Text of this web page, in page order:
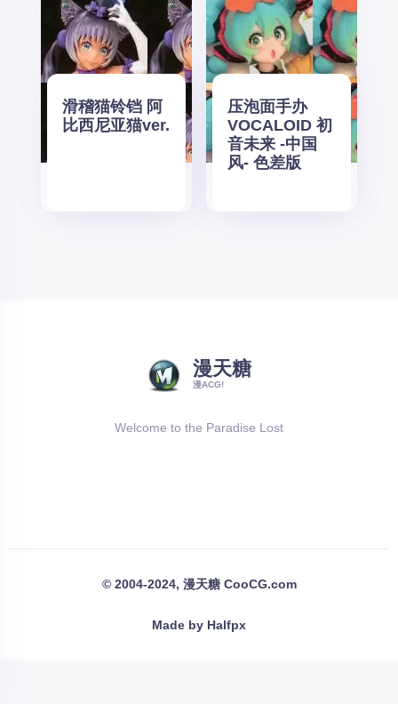
滑稽猫铃铛 阿
比西尼亚猫ver.
压泡面手办
VOCALOID 初
音未来 -中国
风- 色差版
漫天糖
漫ACG!
Welcome to the Paradise Lost
© 2004-2024, 漫天糖 CooCG.com
Made by Halfpx